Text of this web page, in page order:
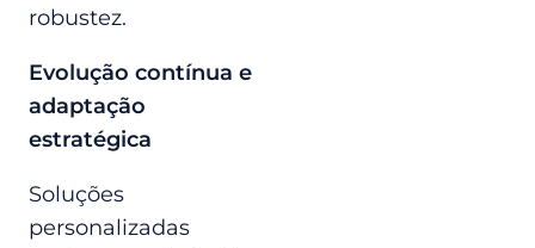
robustez.
Evolução contínua e
adaptação
estratégica
Soluções
personalizadas